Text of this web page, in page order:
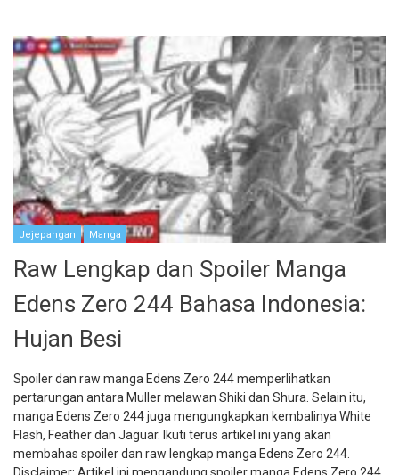
Jejepangan Manga
Raw Lengkap dan Spoiler Manga
Edens Zero 244 Bahasa Indonesia:
Hujan Besi
Spoiler dan raw manga Edens Zero 244 memperlihatkan
pertarungan antara Muller melawan Shiki dan Shura. Selain itu,
manga Edens Zero 244 juga mengungkapkan kembalinya White
Flash, Feather dan Jaguar. Ikuti terus artikel ini yang akan
membahas spoiler dan raw lengkap manga Edens Zero 244.